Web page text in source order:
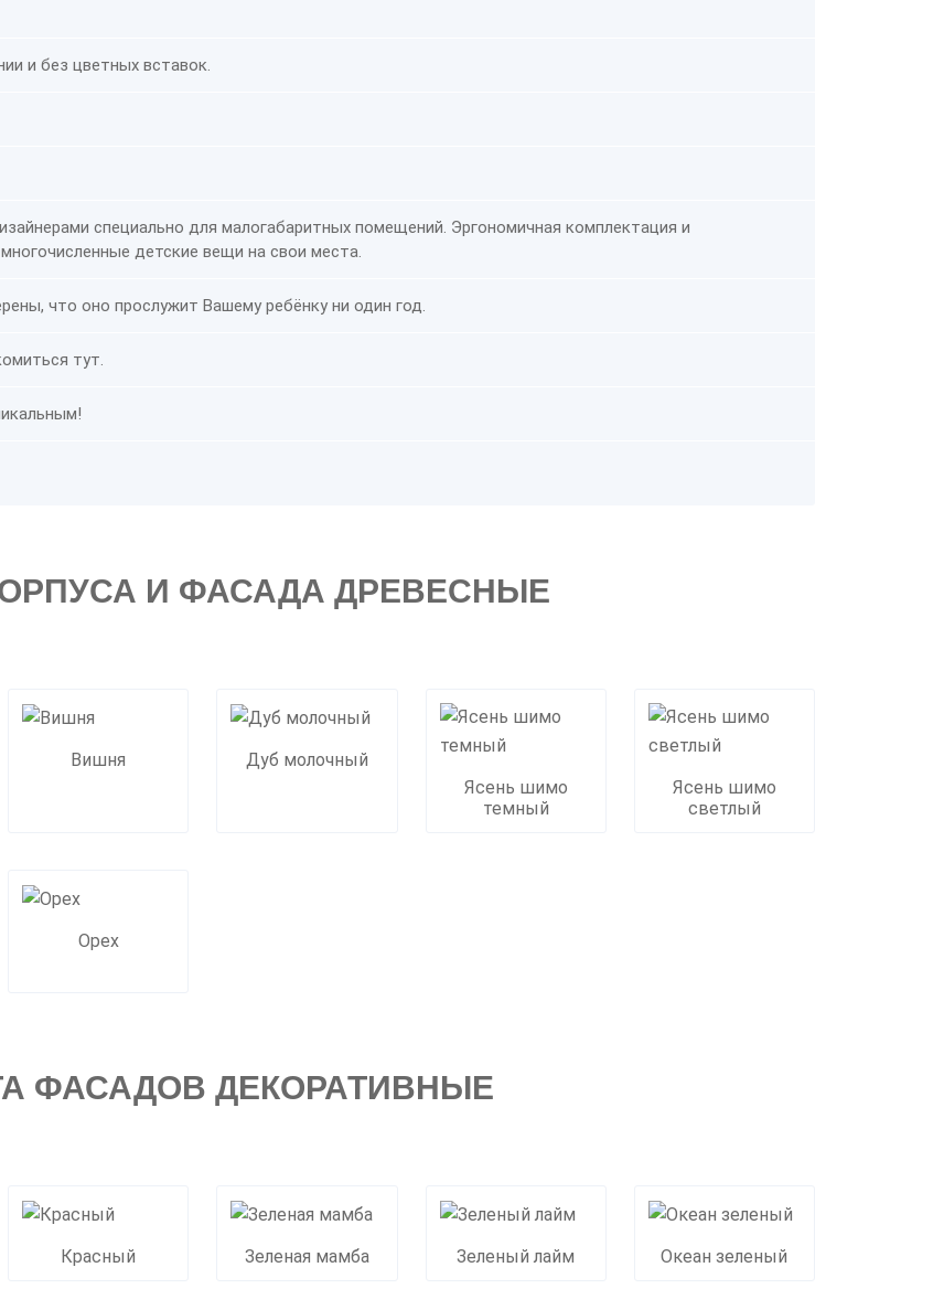
и без цветных вставок.
специально для малогабаритных помещений. Эргономичная комплектация и
детские вещи на свои места.
что оно прослужит Вашему ребёнку ни один год.
тут.
И ФАСАДА ДРЕВЕСНЫЕ
Вишня
Дуб молочный
Ясень шимо
темный
Ясень шимо
светлый
Орех
ФАСАДОВ ДЕКОРАТИВНЫЕ
Красный Зеленая мамба Зеленый лайм Океан зеленый